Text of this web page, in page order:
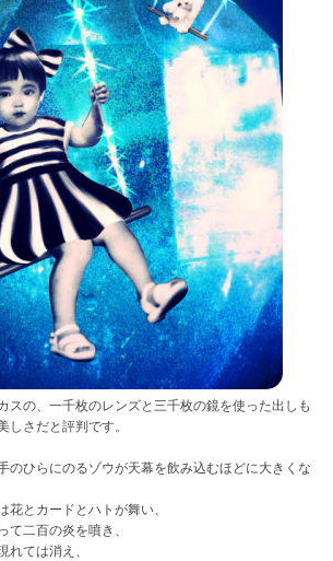
スの、一千枚のレンズと三千枚の鏡を使った出しも
しさだと評判です。
のひらにのるゾウが天幕を飲み込むほどに大きくな
花とカードとハトが舞い、
て二百の炎を噴き、
れては消え、